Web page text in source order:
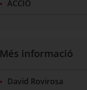
ACCIÓ
Més informació
David Rovirosa